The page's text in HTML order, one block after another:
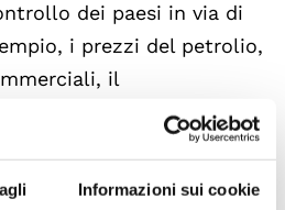
Informazioni sui cookie
dei paesi in via di
i prezzi del petrolio,
il
paesi industrializzati, i
tassi di interesse, ecc.).